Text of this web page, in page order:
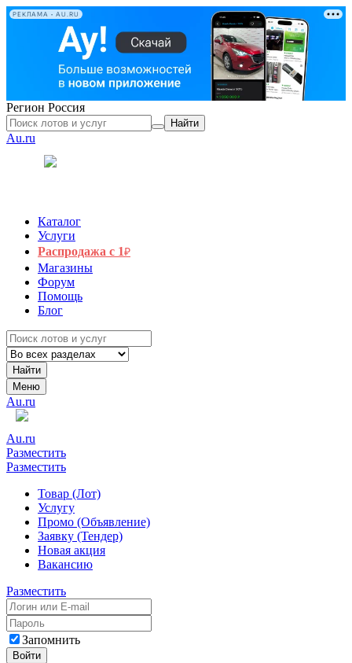
РЕКЛАМА • AU.RU
Регион Россия
Найти
Au.ru
Каталог
Услуги
Распродажа с 1₽
Магазины
Форум
Помощь
Блог
Найти
Меню
Au.ru
Au.ru
Разместить
Разместить
Товар (Лот)
Услугу
Промо (Объявление)
Заявку (Тендер)
Новая акция
Вакансию
Разместить
Запомнить
Войти